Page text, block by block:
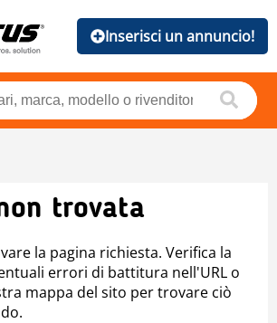
Inserisci un annuncio!
trovata
la pagina richiesta. Verifica la
errori di battitura nell'URL o
mappa del sito per trovare ciò